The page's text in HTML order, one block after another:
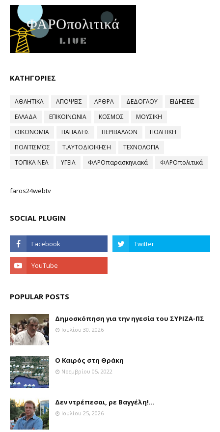
ΚΑΤΗΓΟΡΙΕΣ
ΑΘΛΗΤΙΚΑ ΑΠΟΨΕΙΣ ΑΡΘΡΑ ΔΕΔΟΓΛΟΥ
ΕΙΔΗΣΕΙΣ
ΕΛΛΑΔΑ
ΕΠΙΚΟΙΝΩΝΙΑ ΚΟΣΜΟΣ
ΜΟΥΣΙΚΗ
ΟΙΚΟΝΟΜΙΑ
ΠΑΠΑΔΗΣ ΠΕΡΙΒΑΛΛΟΝ
ΠΟΛΙΤΙΚΗ
ΠΟΛΙΤΙΣΜΌΣ
Τ.ΑΥΤΟΔΙΟΙΚΗΣΗ
ΤΕΧΝΟΛΟΓΙΑ
ΤΟΠΙΚΑ ΝΕΑ
ΥΓΕΙΑ ΦΑΡΟπαρασκηνιακά ΦΑΡΟπολιτικά
faros24webtv
SOCIAL PLUGIN
POPULAR POSTS
Δημοσκόπηση για την ηγεσία του ΣΥΡΙΖΑ-ΠΣ
Ιουλίου 30, 2026
Ο Καιρός στη Θράκη
Νοεμβρίου 05, 2022
Δεν ντρέπεσαι, ρε Βαγγέλη!...
Ιουλίου 25, 2026